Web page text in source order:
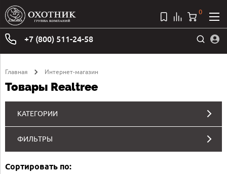
+7 (800) 511-24-58
0
Главная Интернет-магазин
Товары Realtree
КАТЕГОРИИ
ФИЛЬТРЫ
Сортировать по: